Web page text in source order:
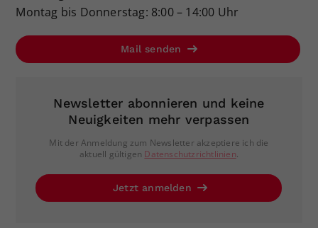
Montag bis Donnerstag: 8:00 – 14:00 Uhr
Mail senden
Newsletter abonnieren und keine
Neuigkeiten mehr verpassen
Mit der Anmeldung zum Newsletter akzeptiere ich die
aktuell gültigen Datenschutzrichtlinien.
Jetzt anmelden